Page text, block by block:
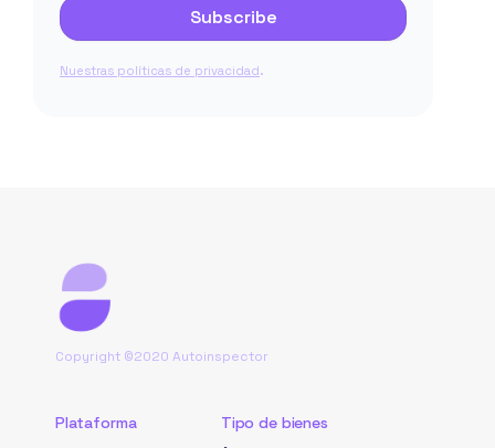
Nuestras políticas de privacidad.
Copyright ©2020 Autoinspector
Plataforma Tipo de bienes